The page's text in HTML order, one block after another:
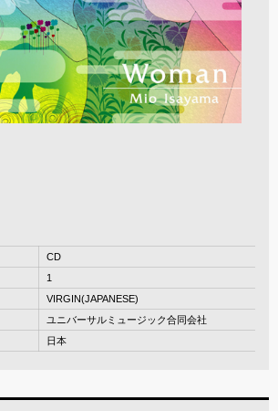
CD
1
VIRGIN(JAPANESE)
ユニバーサルミュージック合同会社
日本